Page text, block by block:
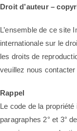
Droit d’auteur –
L’ensemble de ce site
internationale sur le
les droits de
veuillez nous contacter
Rappel
Le code de la
paragraphes 2° et 3°